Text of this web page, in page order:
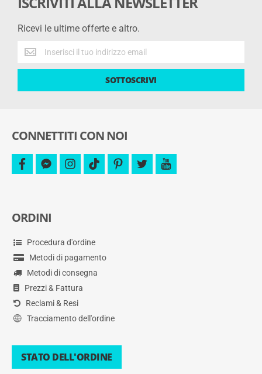
Ricevi le ultime offerte e altro.
Ricevi
ultime
SOTTOSCRIVI
CONNETTITI CON NOI
facebookfacebook-
messenger
instagram
tiktokpinterest
twitteryoutube
ORDINI
Procedura d'ordine
Metodi di pagamento
Metodi di consegna
Prezzi & Fattura
Reclami & Resi
Tracciamento dell'ordine
STATO DELL'ORDINE